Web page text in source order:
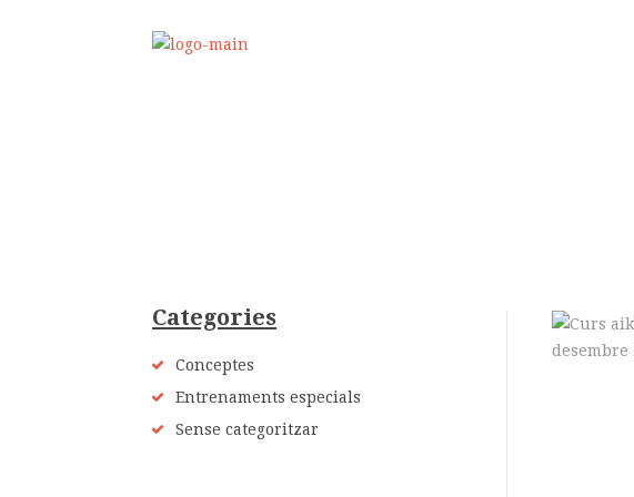
Categories
Conceptes
Entrenaments especials
Sense categoritzar